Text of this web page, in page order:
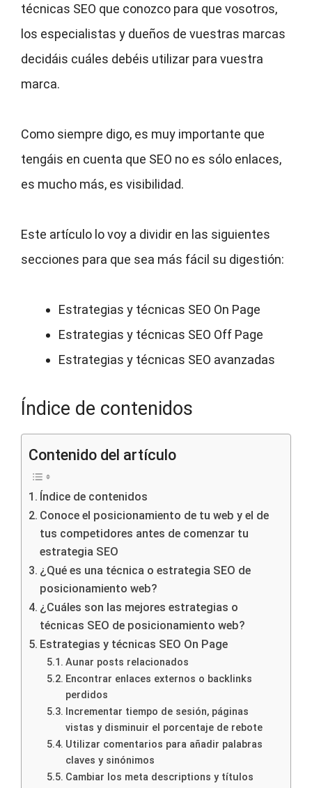
técnicas SEO que conozco para que vosotros,
los especialistas y dueños de vuestras marcas
decidáis cuáles debéis utilizar para vuestra
marca.
Como siempre digo, es muy importante que
tengáis en cuenta que SEO no es sólo enlaces,
es mucho más, es visibilidad.
Este artículo lo voy a dividir en las siguientes
secciones para que sea más fácil su digestión:
Estrategias y técnicas SEO On Page
Estrategias y técnicas SEO Off Page
Estrategias y técnicas SEO avanzadas
Índice de contenidos
Contenido del artículo
Índice de contenidos
Conoce el posicionamiento de tu web y el de
tus competidores antes de comenzar tu
estrategia SEO
¿Qué es una técnica o estrategia SEO de
posicionamiento web?
¿Cuáles son las mejores estrategias o
técnicas SEO de posicionamiento web?
Estrategias y técnicas SEO On Page
Aunar posts relacionados
Encontrar enlaces externos o backlinks
perdidos
Incrementar tiempo de sesión, páginas
vistas y disminuir el porcentaje de rebote
Utilizar comentarios para añadir palabras
claves y sinónimos
Cambiar los meta descriptions y títulos